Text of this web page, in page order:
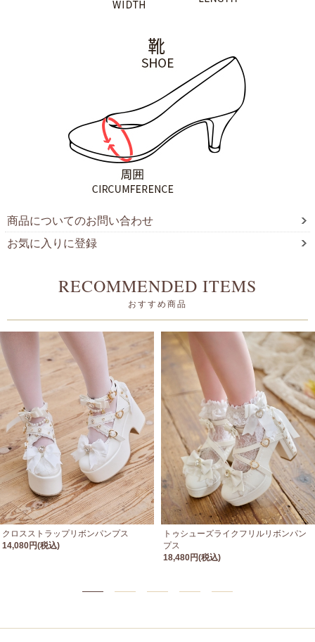
商品についてのお問い合わせ
お気に入りに登録
RECOMMENDED ITEMS
おすすめ商品
クロスストラップリボンパンプス
14,080円(税込)
トゥシューズライクフリルリボンパン
プス
18,480円(税込)